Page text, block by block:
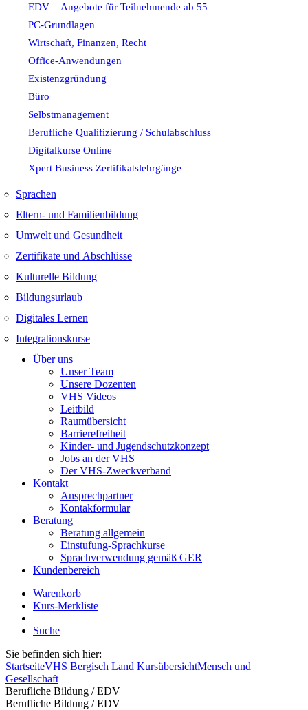
EDV – Angebote für Teilnehmende ab 55
PC-Grundlagen
Wirtschaft, Finanzen, Recht
Office-Anwendungen
Existenzgründung
Büro
Selbstmanagement
Berufliche Qualifizierung / Schulabschluss
Digitalkurse Online
Xpert Business Zertifikatslehrgänge
Sprachen
Eltern- und Familienbildung
Umwelt und Gesundheit
Zertifikate und Abschlüsse
Kulturelle Bildung
Bildungsurlaub
Digitales Lernen
Integrationskurse
Über uns
Unser Team
Unsere Dozenten
VHS Videos
Leitbild
Raumübersicht
Barrierefreiheit
Kinder- und Jugendschutzkonzept
Jobs an der VHS
Der VHS-Zweckverband
Kontakt
Ansprechpartner
Kontakformular
Beratung
Beratung allgemein
Einstufung-Sprachkurse
Sprachverwendung gemäß GER
Kundenbereich
Warenkorb
Kurs-Merkliste
Suche
Sie befinden sich hier:
StartseiteVHS Bergisch Land KursübersichtMensch und
Gesellschaft
Berufliche Bildung / EDV
Berufliche Bildung / EDV